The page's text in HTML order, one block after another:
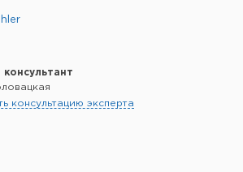
консультант
консультацию эксперта